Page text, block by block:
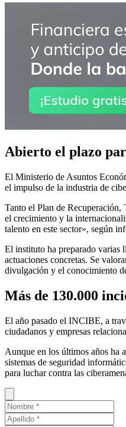
Abierto el plazo
El Ministerio de Asuntos
el impulso de la industria de
Tanto el Plan de Recuperación,
el crecimiento y la
talento en este sector», según
El instituto ha preparado varias
actuaciones concretas. Se
divulgación y el conocimiento
Más de 130.000
El año pasado el INCIBE, a
ciudadanos y empresas
Aunque en los últimos años ha
sistemas de seguridad
para luchar contra las